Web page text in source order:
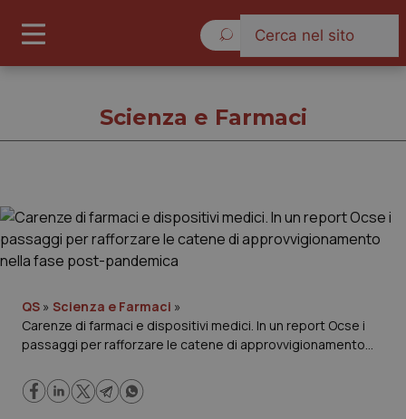
Cronache
Governo e Parlamento
Regioni e Asl
Lavoro e Professioni
Scienza e Farmaci
QS » Scienza e Farmaci »
Carenze di farmaci e dispositivi medici. In un report Ocse i
passaggi per rafforzare le catene di approvvigionamento